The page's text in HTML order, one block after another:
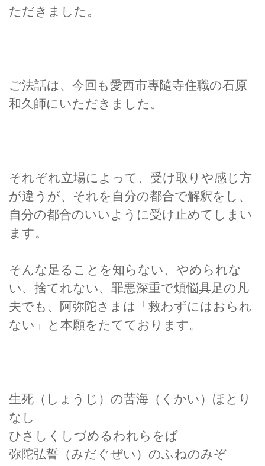
ただきました。
ご法話は、今回も愛西市專隨寺住職の石原
和久師にいただきました。
それぞれ立場によって、受け取りや感じ方
が違うが、それを自分の都合で解釈をし、
自分の都合のいいように受け止めてしまい
ます。
そんな足ることを知らない、やめられな
い、捨てれない、罪悪深重で煩悩具足の凡
夫でも、阿弥陀さまは「救わずにはおられ
ない」と本願をたてております。
生死（しょうじ）の苦海（くかい）ほとり
なし
ひさしくしづめるわれらをば
弥陀弘誓（みだぐぜい）のふねのみぞ